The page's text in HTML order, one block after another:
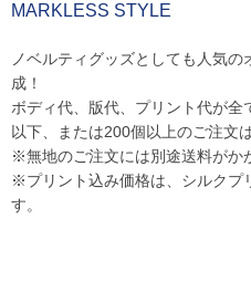
MARKLESS STYLE
ノベルティグッズとしても人気
成！
ボディ代、版代、プリント代が
以下、または200個以上のご注文
※無地のご注文には別途送料がか
※プリント込み価格は、シルクプ
す。